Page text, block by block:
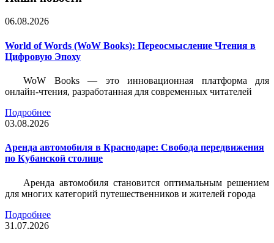
06.08.2026
World of Words (WoW Books): Переосмысление Чтения в
Цифровую Эпоху
WoW Books — это инновационная платформа для
онлайн-чтения, разработанная для современных читателей
Подробнее
03.08.2026
Аренда автомобиля в Краснодаре: Свобода передвижения
по Кубанской столице
Аренда автомобиля становится оптимальным решением
для многих категорий путешественников и жителей города
Подробнее
31.07.2026